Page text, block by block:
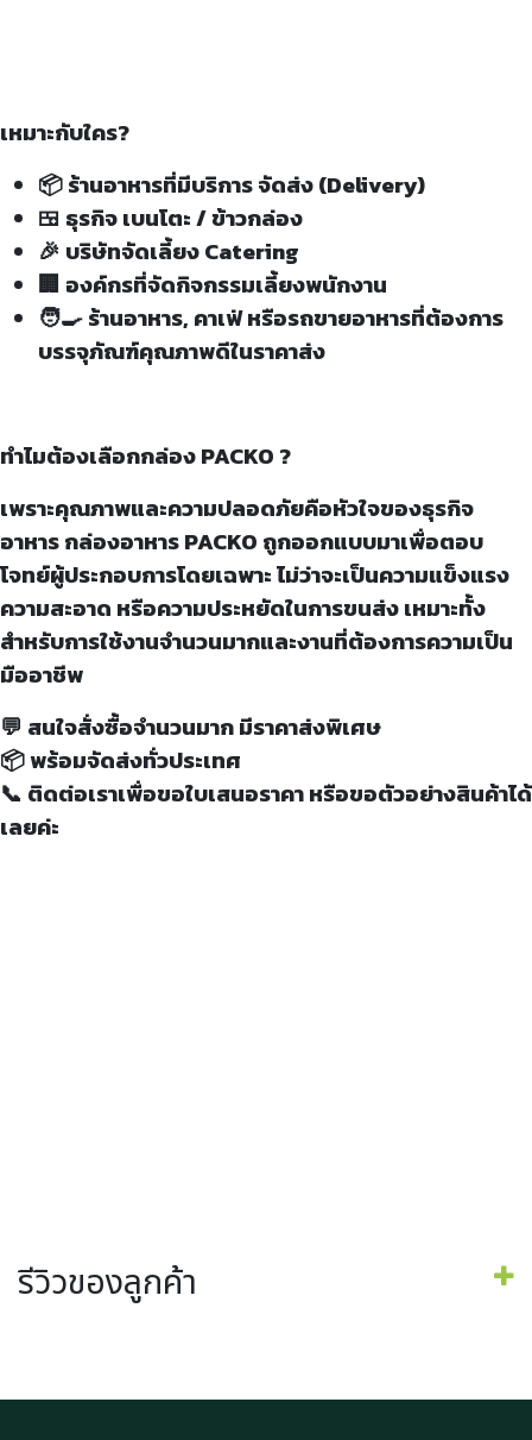
เหมาะกับใคร?
📦 ร้านอาหารที่มีบริการ จัดส่ง (Delivery)
🍱 ธุรกิจ เบนโตะ / ข้าวกล่อง
🎉 บริษัทจัดเลี้ยง Catering
🏢 องค์กรที่จัดกิจกรรมเลี้ยงพนักงาน
🧑‍🍳 ร้านอาหาร, คาเฟ่ หรือรถขายอาหารที่ต้องการ
บรรจุภัณฑ์คุณภาพดีในราคาส่ง
ทำไมต้องเลือกกล่อง PACKO ?
เพราะคุณภาพและความปลอดภัยคือหัวใจของธุรกิจ
อาหาร กล่องอาหาร PACKO ถูกออกแบบมาเพื่อตอบ
โจทย์ผู้ประกอบการโดยเฉพาะ ไม่ว่าจะเป็นความแข็งแรง
ความสะอาด หรือความประหยัดในการขนส่ง เหมาะทั้ง
สำหรับการใช้งานจำนวนมากและงานที่ต้องการความเป็น
มืออาชีพ
💬 สนใจสั่งซื้อจำนวนมาก มีราคาส่งพิเศษ
📦 พร้อมจัดส่งทั่วประเทศ
📞 ติดต่อเราเพื่อขอใบเสนอราคา หรือขอตัวอย่างสินค้าได้
เลยค่ะ
รีวิวของลูกค้า